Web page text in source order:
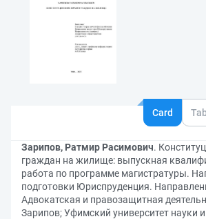
Card
Зарипов, Ратмир Расимович.
граждан на жилище: выпускная
работа по программе магистратуры.
подготовки Юриспруденция.
Адвокатская и правозащитная
Зарипов; Уфимский университет науки и